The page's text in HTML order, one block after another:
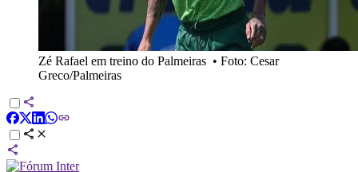
Zé Rafael em treino do Palmeiras • Foto: Cesar
Greco/Palmeiras